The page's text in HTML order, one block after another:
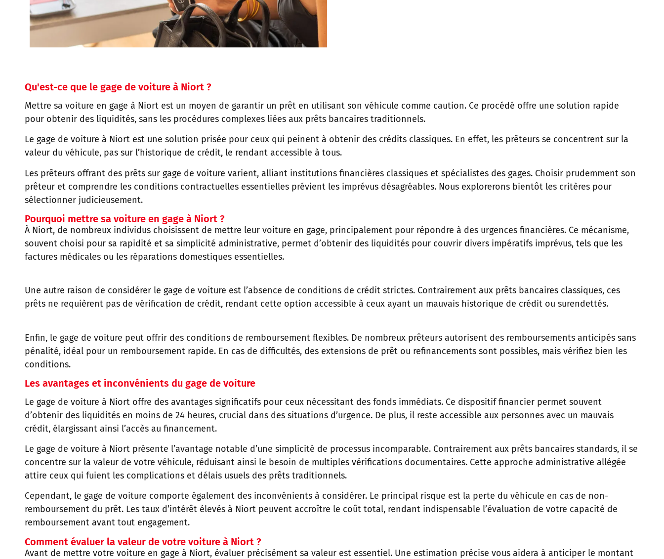
Qu'est-ce que le gage de voiture à Niort ?
Mettre sa voiture en gage à Niort est un moyen de garantir un prêt en utilisant son véhicule comme caution. Ce procédé offre une solution rapide
pour obtenir des liquidités, sans les procédures complexes liées aux prêts bancaires traditionnels.
Le gage de voiture à Niort est une solution prisée pour ceux qui peinent à obtenir des crédits classiques. En effet, les prêteurs se concentrent sur la
valeur du véhicule, pas sur l’historique de crédit, le rendant accessible à tous.
Les prêteurs offrant des prêts sur gage de voiture varient, alliant institutions financières classiques et spécialistes des gages. Choisir prudemment son
prêteur et comprendre les conditions contractuelles essentielles prévient les imprévus désagréables. Nous explorerons bientôt les critères pour
sélectionner judicieusement.
Pourquoi mettre sa voiture en gage à Niort ?
À Niort, de nombreux individus choisissent de mettre leur voiture en gage, principalement pour répondre à des urgences financières. Ce mécanisme,
souvent choisi pour sa rapidité et sa simplicité administrative, permet d’obtenir des liquidités pour couvrir divers impératifs imprévus, tels que les
factures médicales ou les réparations domestiques essentielles.
Une autre raison de considérer le gage de voiture est l’absence de conditions de crédit strictes. Contrairement aux prêts bancaires classiques, ces
prêts ne requièrent pas de vérification de crédit, rendant cette option accessible à ceux ayant un mauvais historique de crédit ou surendettés.
Enfin, le gage de voiture peut offrir des conditions de remboursement flexibles. De nombreux prêteurs autorisent des remboursements anticipés sans
pénalité, idéal pour un remboursement rapide. En cas de difficultés, des extensions de prêt ou refinancements sont possibles, mais vérifiez bien les
conditions.
Les avantages et inconvénients du gage de voiture
Le gage de voiture à Niort offre des avantages significatifs pour ceux nécessitant des fonds immédiats. Ce dispositif financier permet souvent
d’obtenir des liquidités en moins de 24 heures, crucial dans des situations d’urgence. De plus, il reste accessible aux personnes avec un mauvais
crédit, élargissant ainsi l’accès au financement.
Le gage de voiture à Niort présente l’avantage notable d’une simplicité de processus incomparable. Contrairement aux prêts bancaires standards, il se
concentre sur la valeur de votre véhicule, réduisant ainsi le besoin de multiples vérifications documentaires. Cette approche administrative allégée
attire ceux qui fuient les complications et délais usuels des prêts traditionnels.
Cependant, le gage de voiture comporte également des inconvénients à considérer. Le principal risque est la perte du véhicule en cas de non-
remboursement du prêt. Les taux d’intérêt élevés à Niort peuvent accroître le coût total, rendant indispensable l’évaluation de votre capacité de
remboursement avant tout engagement.
Comment évaluer la valeur de votre voiture à Niort ?
Avant de mettre votre voiture en gage à Niort, évaluer précisément sa valeur est essentiel. Une estimation précise vous aidera à anticiper le montant